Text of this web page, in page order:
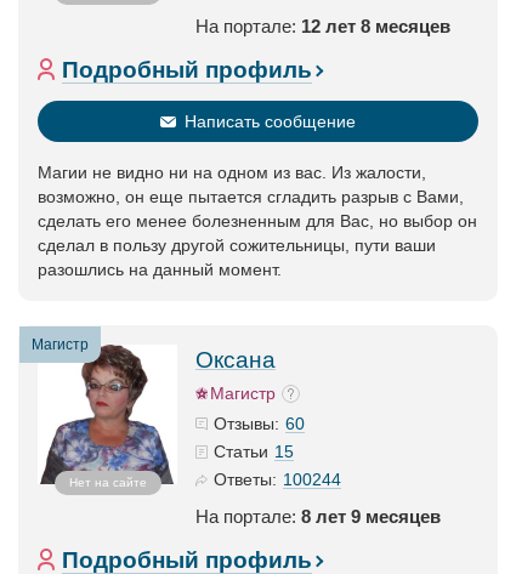
На портале: 12 лет 8 месяцев
Подробный профиль
Написать сообщение
Магии не видно ни на одном из вас. Из жалости,
возможно, он еще пытается сгладить разрыв с Вами,
сделать его менее болезненным для Вас, но выбор он
сделал в пользу другой сожительницы, пути ваши
разошлись на данный момент.
Магистр
Нет на сайте
Оксана
Магистр
Отзывы: 60
Статьи 15
Ответы: 100244
На портале: 8 лет 9 месяцев
Подробный профиль